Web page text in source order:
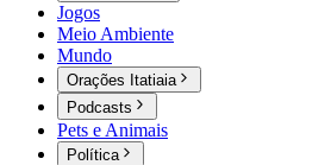
Jogos
Meio Ambiente
Mundo
Orações Itatiaia
Podcasts
Pets e Animais
Política